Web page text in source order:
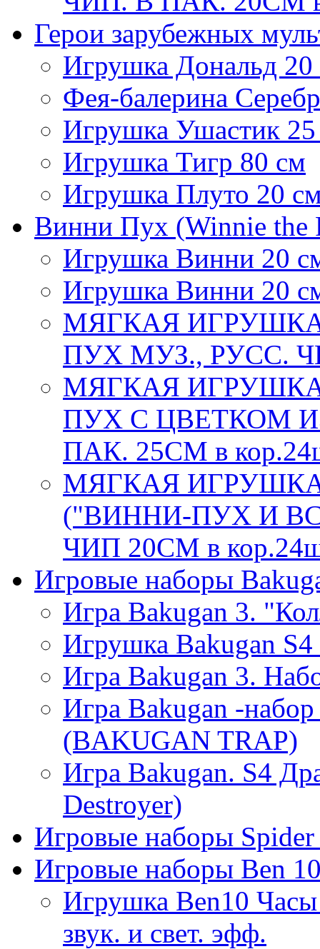
Герои зарубежных
Игрушка Дональд 20
Фея-балерина
Игрушка Ушастик
Игрушка Тигр 80 см
Игрушка Плуто 20
Винни Пух (Winnie the
Игрушка Винни 20
Игрушка Винни 20
МЯГКАЯ
ПУХ МУЗ., РУСС.
МЯГКАЯ
ПУХ С ЦВЕТКОМ
ПАК. 25СМ в
МЯГКАЯ
("ВИННИ-ПУХ И
ЧИП 20СМ в
Игровые наборы
Игра Bakugan 3.
Игрушка Bakugan S4
Игра Bakugan 3.
Игра Bakugan -
(BAKUGAN TRAP)
Игра Bakugan. S4
Destroyer)
Игровые наборы
Игровые наборы Ben
Игрушка Ben10 Часы
звук. и свет. эфф.